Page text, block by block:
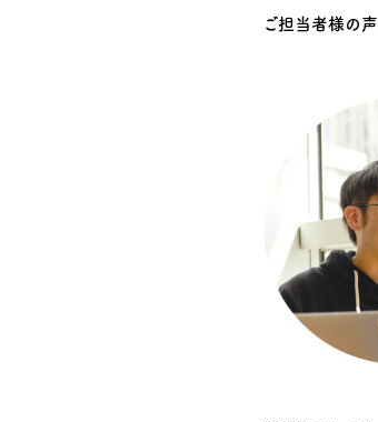
ご担当者様の声